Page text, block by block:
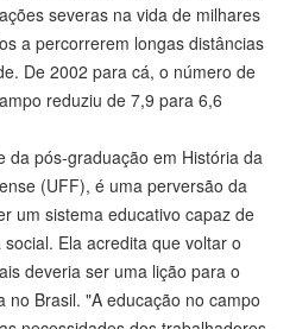
severas na vida de milhares
a percorrerem longas distâncias
De 2002 para cá, o número de
reduziu de 7,9 para 6,6
da pós-graduação em História da
(UFF), é uma perversão da
um sistema educativo capaz de
Ela acredita que voltar o
deveria ser uma lição para o
no Brasil. "A educação no campo